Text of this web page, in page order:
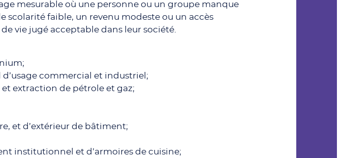
mesurable où une personne ou un groupe manque
scolarité faible, un revenu modeste ou un accès
vie jugé acceptable dans leur société.
commercial et industriel;
et extraction de pétrole et gaz;
et d’extérieur de bâtiment;
institutionnel et d’armoires de cuisine;